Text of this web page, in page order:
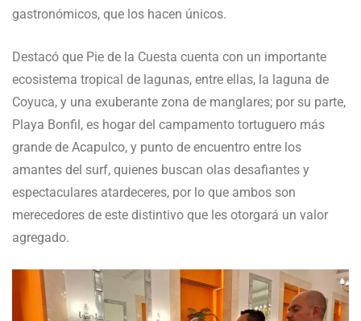
gastronómicos, que los hacen únicos.
Destacó que Pie de la Cuesta cuenta con un importante
ecosistema tropical de lagunas, entre ellas, la laguna de
Coyuca, y una exuberante zona de manglares; por su parte,
Playa Bonfil, es hogar del campamento tortuguero más
grande de Acapulco, y punto de encuentro entre los
amantes del surf, quienes buscan olas desafiantes y
espectaculares atardeceres, por lo que ambos son
merecedores de este distintivo que les otorgará un valor
agregado.